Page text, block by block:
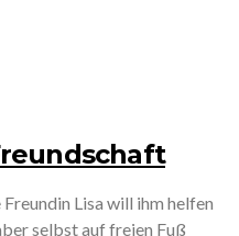
Lisa will ihm helfen
selbst auf freien Fuß